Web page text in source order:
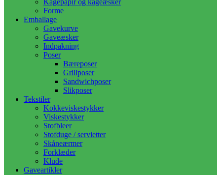
Kagepapir og kageæsker
Forme
Emballage
Gavekurve
Gaveæsker
Indpakning
Poser
Bæreposer
Grillposer
Sandwichposer
Slikposer
Tekstiler
Kokkeviskestykker
Viskestykker
Stofbleer
Stofduge / servietter
Skåneærmer
Forklæder
Klude
Gaveartikler